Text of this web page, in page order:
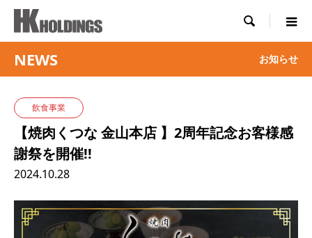

NEWS お知らせ
飲食事業
【焼肉くつな 金山本店 】2周年記念お客様感
謝祭を開催!!
2024.10.28